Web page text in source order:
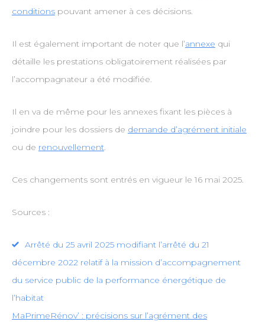
conditionspouvant amener à ces décisions.
Il est également important de noter que l’annexe qui
détaille les prestations obligatoirement réalisées par
l’accompagnateur a été modifiée.
Il en va de même pour les annexes fixant les pièces à
joindre pour les dossiers de demande d’agrément initiale
ou de renouvellement.
Ces changements sont entrés en vigueur le 16 mai 2025.
Sources :
Arrêté du 25 avril 2025 modifiant l’arrêté du 21
décembre 2022 relatif à la mission d’accompagnement
du service public de la performance énergétique de
l’habitat
MaPrimeRénov’ : précisions sur l’agrément des